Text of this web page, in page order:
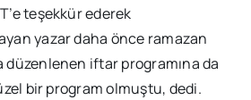
teşekkür ederek
yazar daha önce ramazan
düzenlenen iftar programına da
bir program olmuştu, dedi.